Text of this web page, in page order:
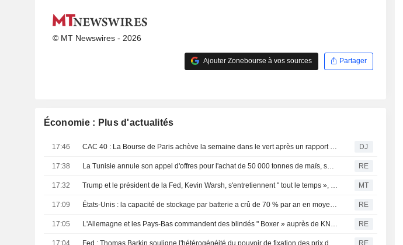
© MT Newswires - 2026
Ajouter Zonebourse à vos sources Partager
Économie : Plus d'actualités
17:46 CAC 40 : La Bourse de Paris achève la semaine dans le vert après un rapport sur l'emploi US décevant DJ
17:38 La Tunisie annule son appel d'offres pour l'achat de 50 000 tonnes de maïs, selon des négociants RE
17:32 Trump et le président de la Fed, Kevin Warsh, s'entretiennent " tout le temps », selon Kevin Hassett MT
17:09 États-Unis : la capacité de stockage par batterie a crû de 70 % par an en moyenne ces trois dernières années, selon l'EIA RE
17:05 L'Allemagne et les Pays-Bas commandent des blindés " Boxer » auprès de KNDS et Rheinmetall RE
17:04 Fed : Thomas Barkin souligne l'hétérogénéité du pouvoir de fixation des prix dans l'économie RE